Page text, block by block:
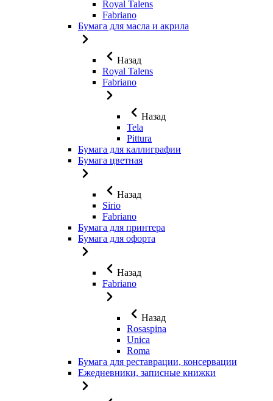
Royal Talens
Fabriano
Бумага для масла и акрила
Назад
Royal Talens
Fabriano
Назад
Tela
Pittura
Бумага для каллиграфии
Бумага цветная
Назад
Sirio
Fabriano
Бумага для принтера
Бумага для офорта
Назад
Fabriano
Назад
Rosaspina
Unica
Roma
Бумага для реставрации, консервации
Ежедневники, записные книжки